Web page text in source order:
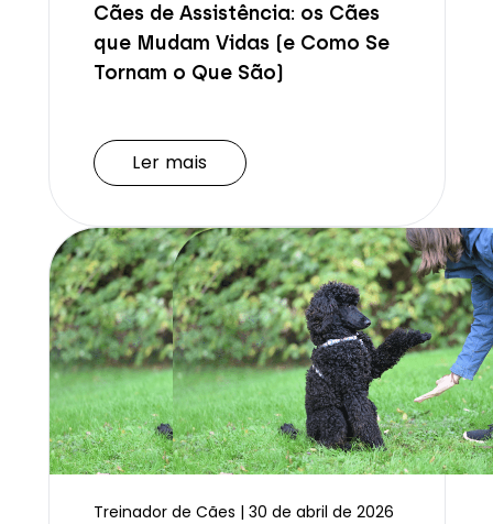
Cães de Assistência: os Cães
que Mudam Vidas (e Como Se
Tornam o Que São)
Ler mais
Treinador de Cães | 30 de abril de 2026